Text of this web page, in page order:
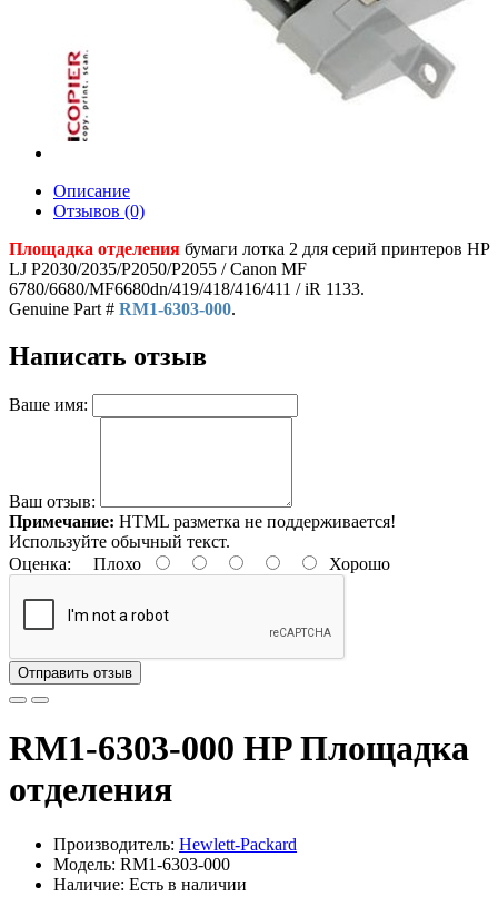
Описание
Отзывов (0)
Площадка отделения бумаги лотка 2 для серий принтеров HP
LJ P2030/2035/P2050/P2055 / Canon MF
6780/6680/MF6680dn/419/418/416/411 / iR 1133.
Genuine Part # RM1-6303-000.
Написать отзыв
Ваше имя:
Ваш отзыв:
Примечание: HTML разметка не поддерживается!
Используйте обычный текст.
Оценка: Плохо Хорошо
Отправить отзыв
RM1-6303-000 HP Площадка
отделения
Производитель: Hewlett-Packard
Модель: RM1-6303-000
Наличие: Есть в наличии